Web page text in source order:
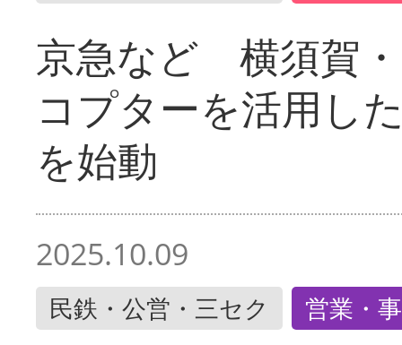
京急など 横須賀
コプターを活用し
を始動
2025.10.09
民鉄・公営・三セク 営業・